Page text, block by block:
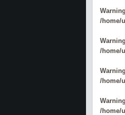
Warning
/home/
Warning
/home/
Warning
/home/
Warning
/home/